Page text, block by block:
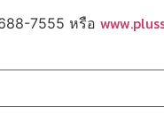
7555 หรือ